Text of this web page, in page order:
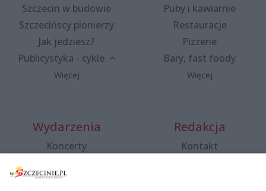
Szczecin w budowie
Szczecińscy pionierzy
Jak jedziesz?
Publicystyka - cykle
Więcej
Puby i kawiarnie
Restauracje
Pizzerie
Bary, fast foody
Więcej
Wydarzenia
Koncerty
Spacery i oprowadzania
Redakcja
Kontakt